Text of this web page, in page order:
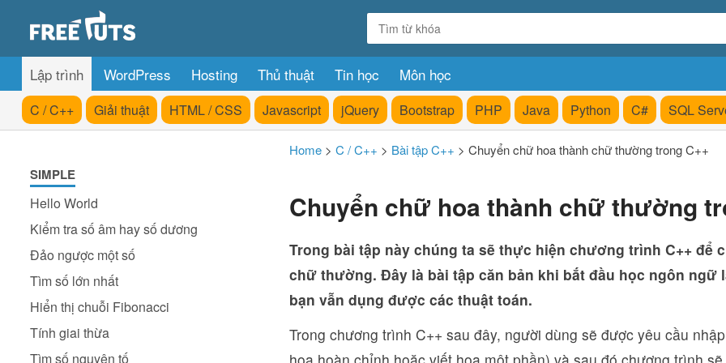
Lập trình WordPress Hosting Thủ thuật Tin học Môn học
C / C++ Giải thuật HTML / CSS Javascript jQuery Bootstrap PHP Java Python C# SQL
SIMPLE
Hello World
Kiểm tra số âm hay số dương
Đảo ngược một số
Tìm số lớn nhất
Hiển thị chuỗi Fibonacci
Tính giai thừa
Tìm số nguyên tố
Home > C / C++ > Bài tập C++ > Chuyển chữ hoa thành chữ thường trong C++
Chuyển chữ hoa thành chữ thường
Trong bài tập này chúng ta sẽ thực hiện chương trình C++ để
chữ thường. Đây là bài tập căn bản khi bắt đầu học ngôn ngữ
bạn vẫn dụng được các thuật toán.
Trong chương trình C++ sau đây, người dùng sẽ được yêu cầu